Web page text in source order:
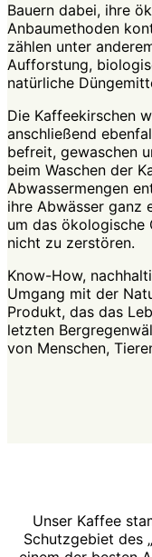
Bauern dabei, ihre
Anbaumethoden
zählen unter
Aufforstung,
natürliche
Die Kaffeekirschen
anschließend
befreit, gewaschen
beim Waschen der
Abwassermengen
ihre Abwässer ganz
um das ökologische
nicht zu zerstören.
Know-How,
Umgang mit der
Produkt, das das
letzten
von Menschen,
Unser Kaffee
Schutzgebiet des